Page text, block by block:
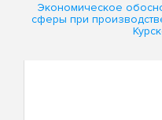
Экономическое
сферы при